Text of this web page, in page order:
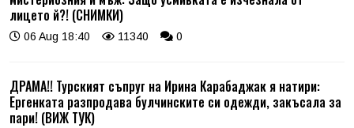
лицето й?! (СНИМКИ)
06 Aug 18:40 11340 0
ДРАМА!! Турският съпруг на Ирина Карабаджак я натири:
Ергенката разпродава булчинските си одежди, закъсала за
пари! (ВИЖ ТУК)